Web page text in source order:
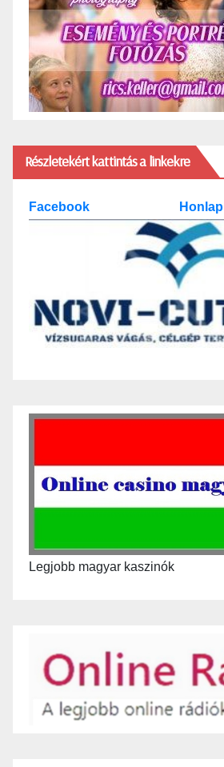
Részletekért kattintás a linkekre
Facebook Honlap
Legjobb magyar kaszinók